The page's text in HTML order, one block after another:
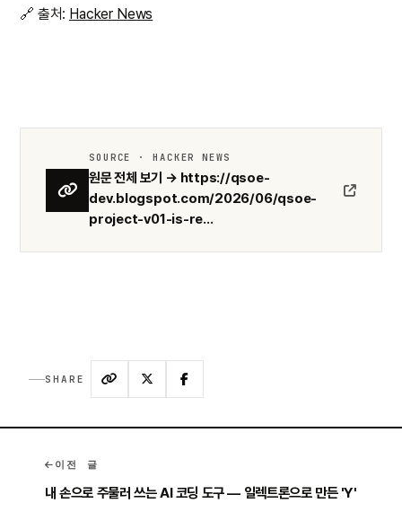
🔗 출처: Hacker News
SOURCE · HACKER NEWS
원문 전체 보기 → https://qsoe-
dev.blogspot.com/2026/06/qsoe-
project-v01-is-re...
SHARE
이전 글
내 손으로 주물러 쓰는 AI 코딩 도구 — 일렉트론으로 만든 'Y'